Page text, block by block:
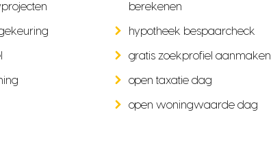
berekenen
hypotheek bespaarcheck
gratis zoekprofiel aanmaken
open taxatie dag
open woningwaarde dag